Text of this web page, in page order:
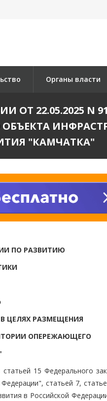
Органы власти
ОТ 22.05.2025 N
"КАМЧАТКА"
ПО РАЗВИТИЮ
ЦЕЛЯХ РАЗМЕЩЕНИЯ
ОПЕРЕЖАЮЩЕГО
15 Федерального
статьей 7,
в Российской